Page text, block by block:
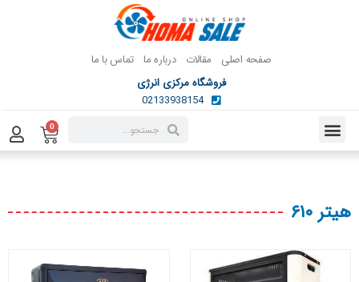
صفحه اصلی مقالات درباره ما تماس با ما
فروشگاه مرکزی انرژی
02133938154
0
هیتر ۶۱۰